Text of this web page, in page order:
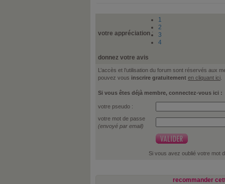
votre appréciation :
1
2
3
4
donnez votre avis
L’accès et l’utilisation du forum sont réservés aux
pouvez vous inscrire gratuitement en cliquant ici
Si vous êtes déjà membre, connectez-vous ici :
votre pseudo :
votre mot de passe
(envoyé par email)
Si vous avez oublié votre mot
recommander